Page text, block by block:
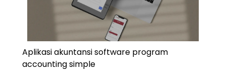
Aplikasi akuntansi software program
accounting simple